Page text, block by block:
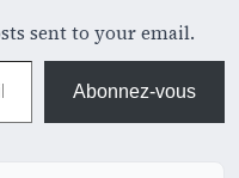
sent to your email.
Abonnez-vous